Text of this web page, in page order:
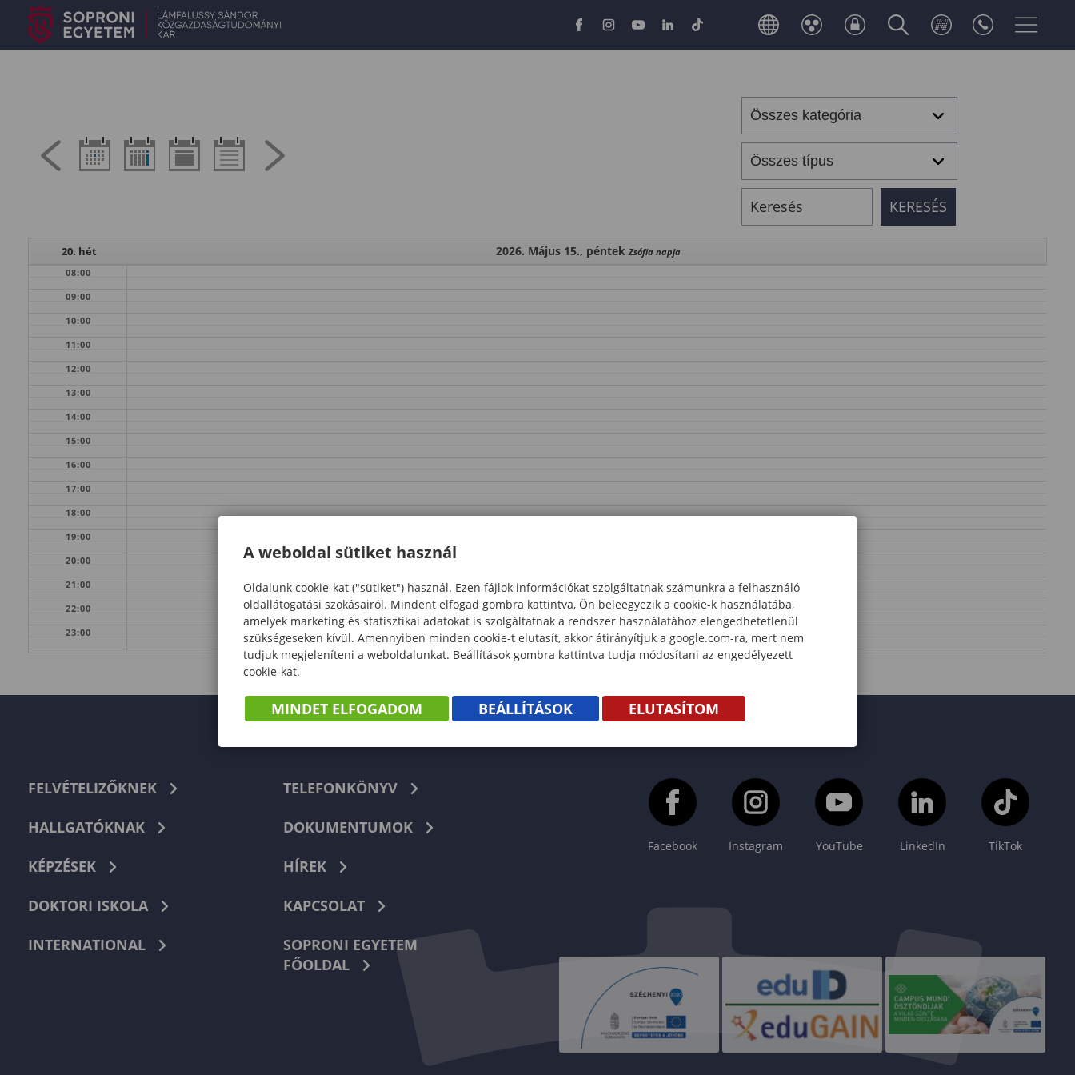
20. hét 2026. Május 15., péntekZsófia napja
08:00
09:00
10:00
11:00
12:00
13:00
14:00
15:00
16:00
17:00
18:00
19:00
20:00
21:00
22:00
23:00
FELVÉTELIZŐKNEK
HALLGATÓKNAK
KÉPZÉSEK
DOKTORI ISKOLA
INTERNATIONAL
TELEFONKÖNYV
DOKUMENTUMOK
HÍREK
KAPCSOLAT
SOPRONI EGYETEM
FŐOLDAL
Facebook Instagram YouTube LinkedIn TikTok
A weboldal sütiket használ
Oldalunk cookie-kat ("sütiket") használ. Ezen fájlok információkat szolgáltatnak számunkra a felhasználó
oldallátogatási szokásairól. Mindent elfogad gombra kattintva, Ön beleegyezik a cookie-k használatába,
amelyek marketing és statisztikai adatokat is szolgáltatnak a rendszer használatához elengedhetetlenül
szükségeseken kívül. Amennyiben minden cookie-t elutasít, akkor átirányítjuk a google.com-ra, mert nem
tudjuk megjeleníteni a weboldalunkat. Beállítások gombra kattintva tudja módosítani az engedélyezett
cookie-kat.
MINDET ELFOGADOM BEÁLLÍTÁSOK ELUTASÍTOM